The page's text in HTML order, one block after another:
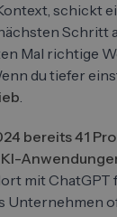
schickt
Schritt
Mal richtige
du tiefer
.
bereits 41
mit
Unternehmen